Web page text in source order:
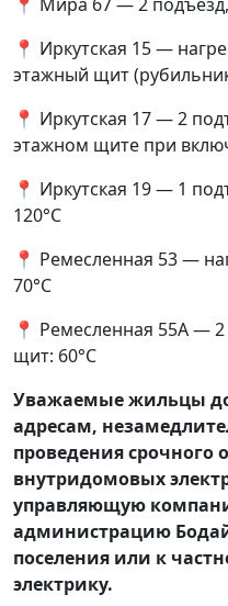
📍 Иркутская 15 —
этажный щит
📍 Иркутская 17 — 2
этажном щите при
📍 Иркутская 19 — 1
120°С
📍 Ремесленная 53 —
70°С
📍 Ремесленная 55А —
щит: 60°С
Уважаемые жильцы
адресам,
проведения срочного
внутридомовых
управляющую
администрацию
поселения или к
электрику.